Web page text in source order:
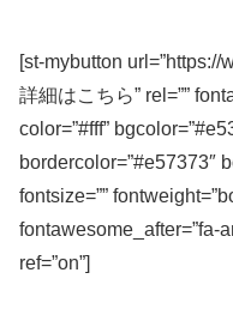
[st-mybutton url=”https://
詳細はこちら” rel=””
color=”#fff”
bordercolor=”#e57373″
fontsize=””
fontawesome_after=”fa-
ref=”on”]